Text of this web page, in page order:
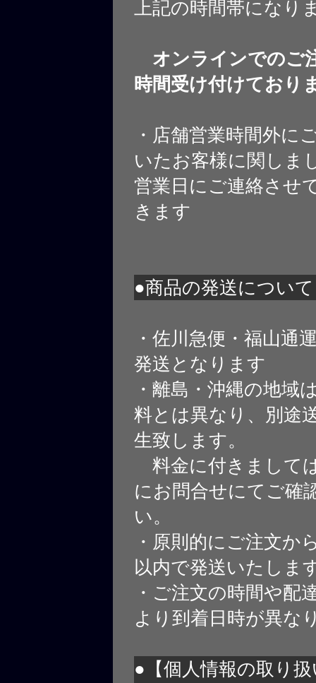
上記の時間帯になり
オンラインでのご
時間受け付けており
・店舗営業時間外に
いたお客様に関しま
営業日にご連絡させ
きます
●商品の発送について
・佐川急便・福山通
発送となります
・離島・沖縄の地域
料とは異なり、別途
生致します。
料金に付きまして
にお問合せにてご確
い。
・原則的にご注文か
以内で発送いたしま
・ご注文の時間や配
より到着日時が異な
●【個人情報の取り